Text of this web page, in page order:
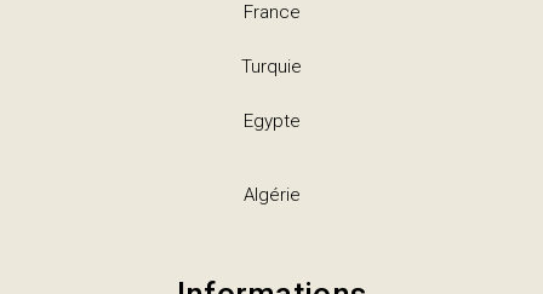
France
Turquie
Egypte
Algérie